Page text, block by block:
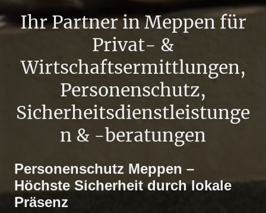
Ihr Partner in Meppen für
Privat- &
Wirtschaftsermittlungen,
Personenschutz,
Sicherheitsdienstleistunge
n & -beratungen
Personenschutz Meppen –
Höchste Sicherheit durch lokale
Präsenz